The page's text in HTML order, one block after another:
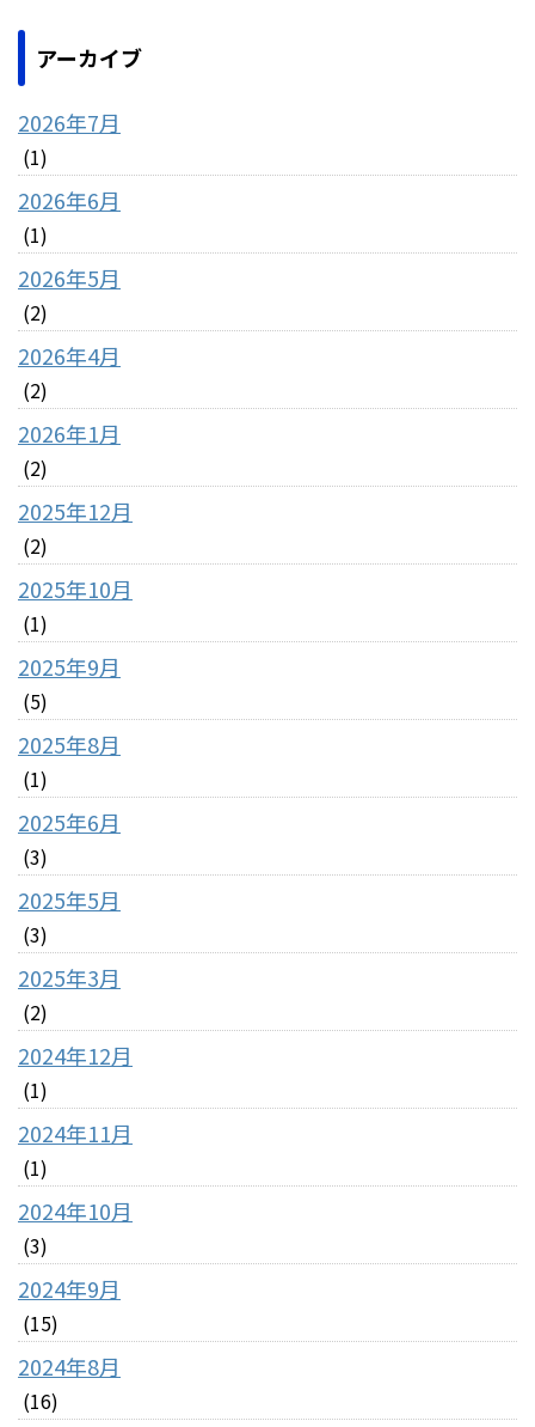
アーカイブ
2026年7月
(1)
2026年6月
(1)
2026年5月
(2)
2026年4月
(2)
2026年1月
(2)
2025年12月
(2)
2025年10月
(1)
2025年9月
(5)
2025年8月
(1)
2025年6月
(3)
2025年5月
(3)
2025年3月
(2)
2024年12月
(1)
2024年11月
(1)
2024年10月
(3)
2024年9月
(15)
2024年8月
(16)